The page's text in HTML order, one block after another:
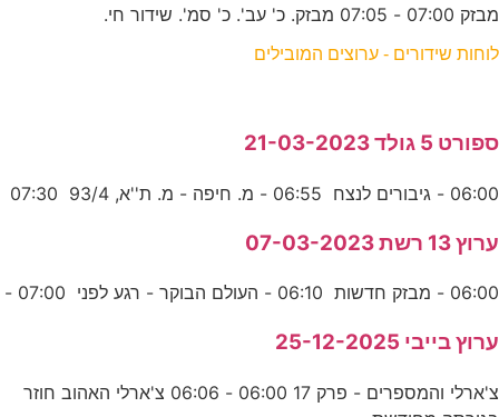
מבזק 07:00 - 07:05 מבזק. כ' עב'. כ' סמ'. שידור חי.
לוחות שידורים - ערוצים המובילים
ספורט 5 גולד 21-03-2023
06:00 - גיבורים לנצח 06:55 - מ. חיפה - מ. ת''א, 93/4 07:30
ערוץ 13 רשת 07-03-2023
06:00 - מבזק חדשות 06:10 - העולם הבוקר - רגע לפני 07:00 -
ערוץ בייבי 25-12-2025
צ'ארלי והמספרים - פרק 17 06:00 - 06:06 צ'ארלי האהוב חוזר